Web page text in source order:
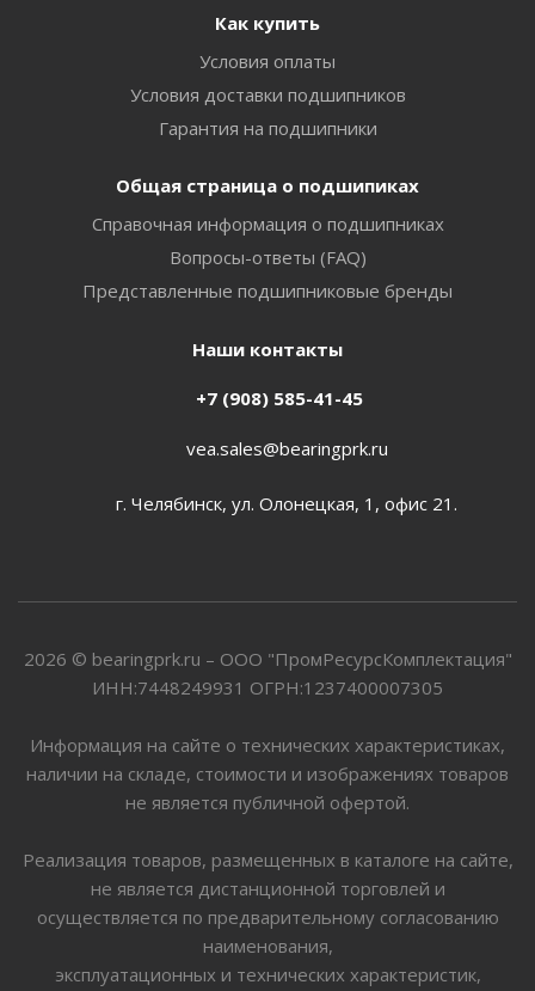
Как купить
Условия оплаты
Условия доставки подшипников
Гарантия на подшипники
Общая страница о подшипиках
Справочная информация о подшипниках
Вопросы-ответы (FAQ)
Представленные подшипниковые бренды
Наши контакты
+7 (908) 585-41-45
vea.sales@bearingprk.ru
г. Челябинск, ул. Олонецкая, 1, офис 21.
2026 © bearingprk.ru – ООО "ПромРесурсКомплектация"
ИНН:7448249931 ОГРН:1237400007305
Информация на сайте о технических характеристиках,
наличии на складе, стоимости и изображениях товаров
не является публичной офертой.
Реализация товаров, размещенных в каталоге на сайте,
не является дистанционной торговлей и
осуществляется по предварительному согласованию
наименования,
эксплуатационных и технических характеристик,